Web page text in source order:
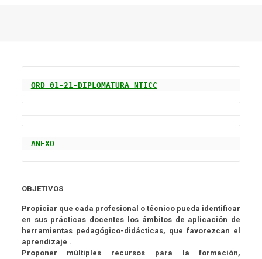
ORD 01-21-DIPLOMATURA NTICC
ANEXO
OBJETIVOS
Propiciar que cada profesional o técnico pueda identificar
en sus prácticas docentes los ámbitos de aplicación de
herramientas pedagógico-didácticas, que favorezcan el
aprendizaje .
Proponer múltiples recursos para la formación,